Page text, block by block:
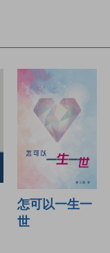
怎可以一生一
世